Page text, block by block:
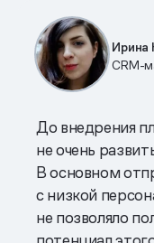
Ирина
CRM-
До внедрения
не очень
В основном
с низкой
не позволяло